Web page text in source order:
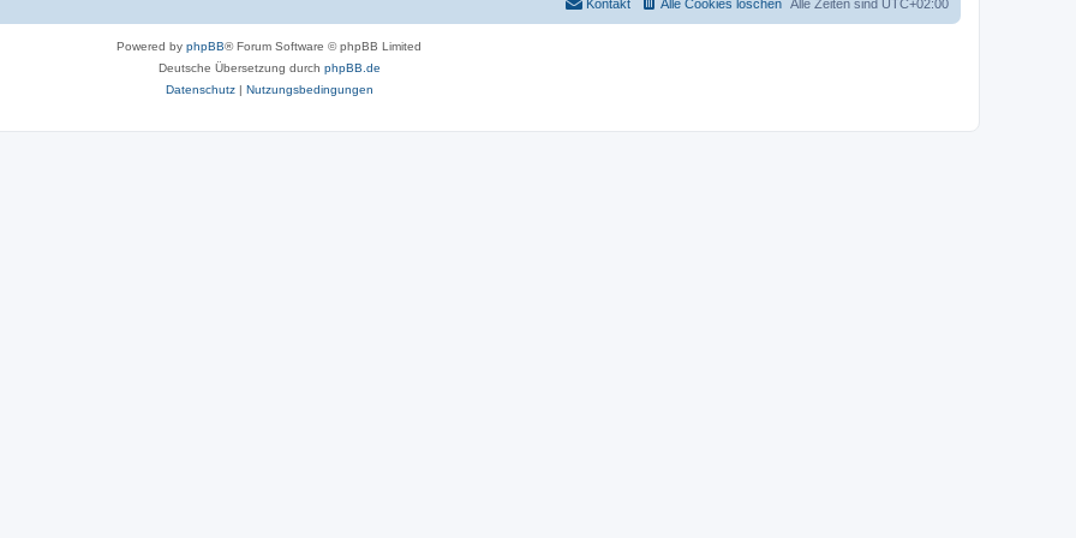
Alle Zeiten sind UTC+02:00
Alle Cookies löschen
Kontakt
Powered by phpBB® Forum Software © phpBB Limited
Deutsche Übersetzung durch phpBB.de
Datenschutz| Nutzungsbedingungen